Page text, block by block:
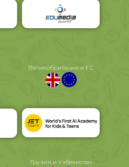
Великобритания и ЕС
Грузия и Узбекистан